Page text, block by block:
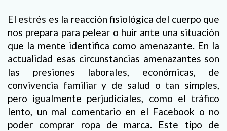
El estrés es la reacción fisiológica del cuerpo que
nos prepara para pelear o huir ante una situación
que la mente identifica como amenazante. En la
actualidad esas circunstancias amenazantes son
las presiones laborales, económicas, de
convivencia familiar y de salud o tan simples,
pero igualmente perjudiciales, como el tráfico
lento, un mal comentario en el Facebook o no
poder comprar ropa de marca. Este tipo de